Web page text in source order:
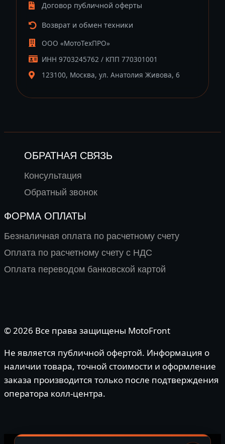
Договор публичной оферты
Возврат и обмен техники
ООО «МотоТехПРО»
ИНН 9703245762 / КПП 770301001
123100, Москва, ул. Анатолия Живова, 6
ОБРАТНАЯ СВЯЗЬ
Консультация
Обратный звонок
ФОРМА ОПЛАТЫ
Безналичная оплата по расчетному счету
Оплата по расчетному счету с НДС
Оплата переводом банковской картой
© 2026 Все права защищены MotoFront
Не является публичной офертой. Информация о
наличии товара, точной стоимости и оформление
заказа производится только после подтверждения
оператора колл-центра.